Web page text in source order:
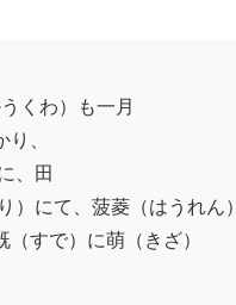
、
、田
）にて、菠菱（はうれん）
すで）に萌（きざ）